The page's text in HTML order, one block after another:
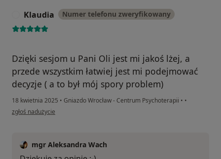
Klaudia Numer telefonu zweryfikowany
Dzięki sesjom u Pani Oli jest mi jakoś lżej, a
przede wszystkim łatwiej jest mi podejmować
decyzje ( a to był mój spory problem)
18 kwietnia 2025 • Gniazdo Wrocław - Centrum Psychoterapii • •
w opinii użytkownika Klaudia
zgłoś nadużycie
mgr Aleksandra Wach